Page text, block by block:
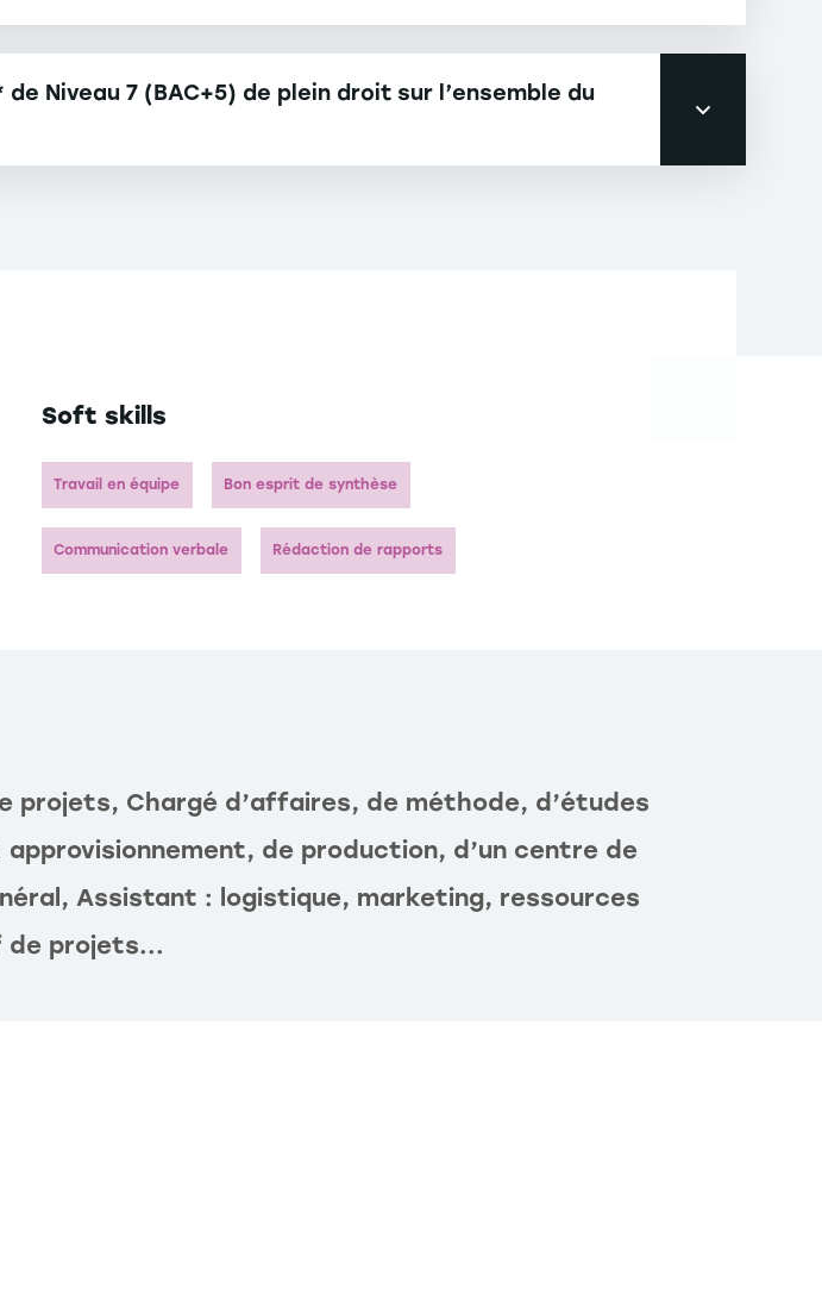
Niveau 7 (BAC+5) de plein droit sur l’ensemble du
Soft skills
Travail en équipe Bon esprit de synthèse
Communication verbale Rédaction de rapports
projets, Chargé d’affaires, de méthode, d’études
de production, d’un centre de
Assistant : logistique, marketing, ressources
de projets...